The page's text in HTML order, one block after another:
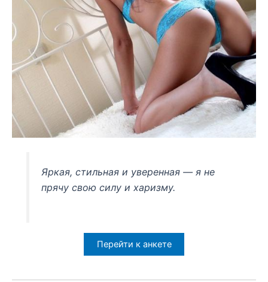
Яркая, стильная и уверенная — я не
прячу свою силу и харизму.
Перейти к анкете